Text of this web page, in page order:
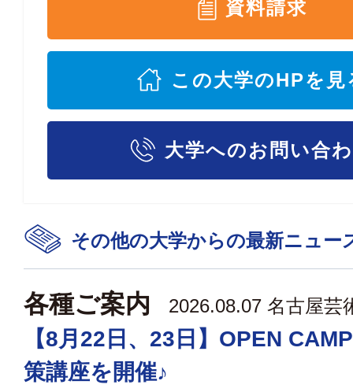
資料請求
この大学のHPを見
大学へのお問い合
その他の大学からの最新ニュー
各種ご案内 2026.08.07 名古屋芸
【8月22日、23日】OPEN
策講座を開催♪